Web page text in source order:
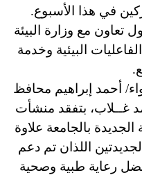
في هذا الأسبوع.
مع وزارة البيئة
البيئية وخدمة
أحمد إبراهيم محافظ
غــلاب، بتفقد منشأت
الجديدة بالجامعة علاوة
اللذان تم دعم
رعاية طبية وصحية